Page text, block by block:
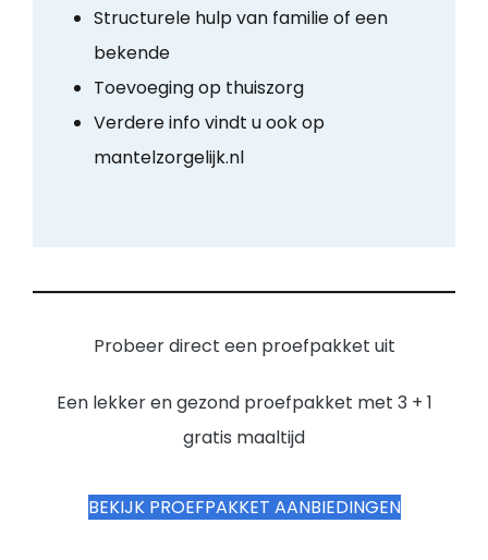
Structurele hulp van familie of een
bekende
Toevoeging op thuiszorg
Verdere info vindt u ook op
mantelzorgelijk.nl
Probeer direct een proefpakket uit
Een lekker en gezond proefpakket met 3 + 1
gratis maaltijd
BEKIJK PROEFPAKKET AANBIEDINGEN